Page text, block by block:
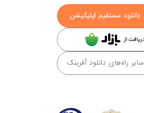
دانلود مستقیم اپلیکیشن
سایر راه‌های دانلود آفرینک